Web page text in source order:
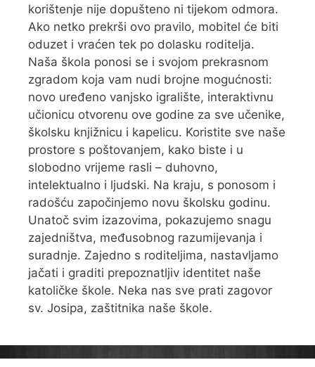
korištenje nije dopušteno ni tijekom odmora.
Ako netko prekrši ovo pravilo, mobitel će biti
oduzet i vraćen tek po dolasku roditelja.
Naša škola ponosi se i svojom prekrasnom
zgradom koja vam nudi brojne mogućnosti:
novo uređeno vanjsko igralište, interaktivnu
učionicu otvorenu ove godine za sve učenike,
školsku knjižnicu i kapelicu. Koristite sve naše
prostore s poštovanjem, kako biste i u
slobodno vrijeme rasli – duhovno,
intelektualno i ljudski. Na kraju, s ponosom i
radošću započinjemo novu školsku godinu.
Unatoč svim izazovima, pokazujemo snagu
zajedništva, međusobnog razumijevanja i
suradnje. Zajedno s roditeljima, nastavljamo
jačati i graditi prepoznatljiv identitet naše
katoličke škole. Neka nas sve prati zagovor
sv. Josipa, zaštitnika naše škole.